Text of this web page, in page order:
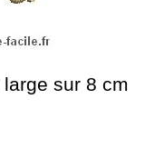
sur 8 cm